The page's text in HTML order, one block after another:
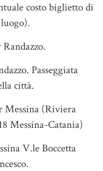
costo biglietto di
Passeggiata
città.
Messina (Riviera
Messina-Catania)
V.le Boccetta